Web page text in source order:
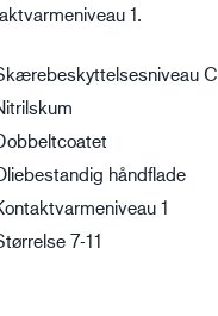
Logistik
1.
C
håndflade
1
7-11